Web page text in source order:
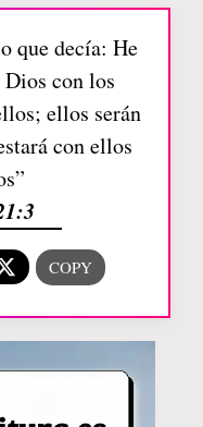
que decía: He
con los
ellos serán
con ellos